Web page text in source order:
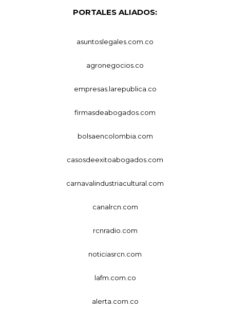
PORTALES ALIADOS:
asuntoslegales.com.co
agronegocios.co
empresas.larepublica.co
firmasdeabogados.com
bolsaencolombia.com
casosdeexitoabogados.com
carnavalindustriacultural.com
canalrcn.com
rcnradio.com
noticiasrcn.com
lafm.com.co
alerta.com.co